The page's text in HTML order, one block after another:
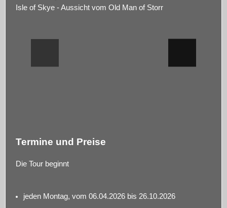
Isle of Skye - Aussicht vom Old Man of Storr
Termine und Preise
Die Tour beginnt
jeden Montag, vom 06.04.2026 bis 26.10.2026